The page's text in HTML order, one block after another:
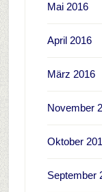
Mai 2016
April 2016
März 2016
November
Oktober
September